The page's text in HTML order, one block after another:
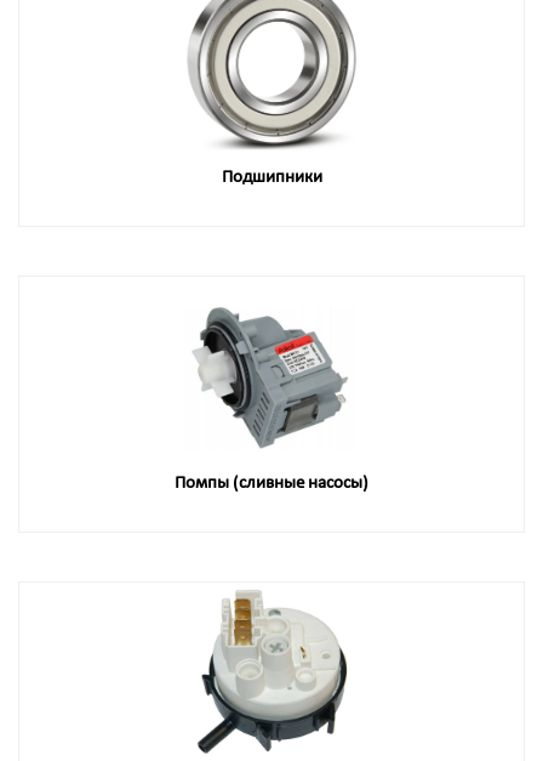
Подшипники
Помпы (сливные насосы)